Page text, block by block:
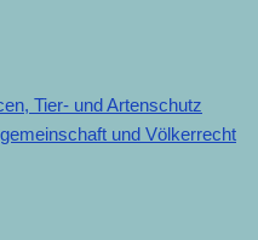
Tier- und Artenschutz
und Völkerrecht